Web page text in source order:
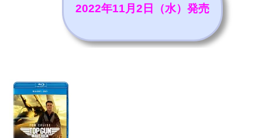
2022年11月2日（水）発売